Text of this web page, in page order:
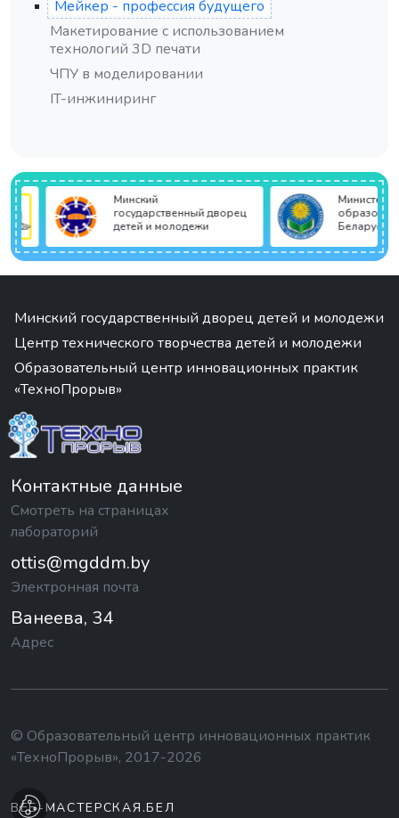
Мейкер - профессия будущего
Макетирование с использованием
технологий 3D печати
ЧПУ в моделировании
IT-инжиниринг
Минский
государственный дворец
детей и молодежи
Министерство
Беларусь
Минский государственный дворец детей и молодежи
Центр технического творчества детей и молодежи
Образовательный центр инновационных практик
«ТехноПрорыв»
Контактные данные
Смотреть на страницах
лабораторий
ottis@mgddm.by
Электронная почта
Ванеева, 34
Адрес
© Образовательный центр инновационных практик
«ТехноПрорыв», 2017-2026
ВЕБ-МАСТЕРСКАЯ.БЕЛ